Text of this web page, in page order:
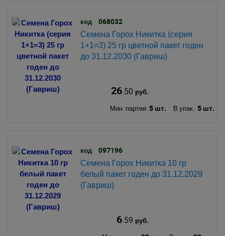
код 068032
Семена Горох Никитка (серия
1+1=3) 25 гр цветной пакет годен
до 31.12.2030 (Гавриш)
26.50 руб.
Мин. партия: 5 шт. В упак.: 5 шт.
код 097196
Семена Горох Никитка 10 гр
белый пакет годен до 31.12.2029
(Гавриш)
6.59 руб.